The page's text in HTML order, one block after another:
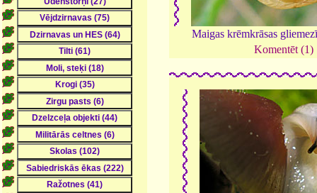
Maigas krēmkrāsas
Komentēt (1)